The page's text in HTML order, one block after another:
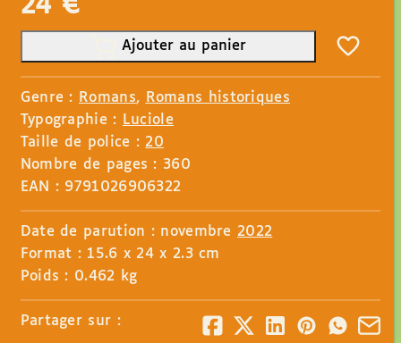
24 €
Ajouter au panier
Genre : Romans, Romans historiques
Typographie : Luciole
Taille de police : 20
Nombre de pages : 360
EAN : 9791026906322
Date de parution : novembre 2022
Format : 15.6 x 24 x 2.3 cm
Poids : 0.462 kg
Partager sur :